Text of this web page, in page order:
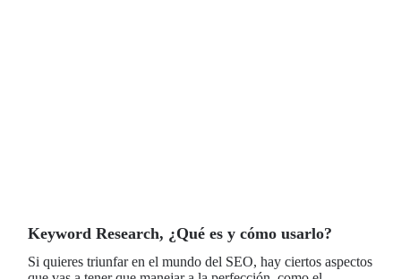
Keyword Research, ¿Qué es y cómo usarlo?
Si quieres triunfar en el mundo del SEO, hay ciertos aspectos